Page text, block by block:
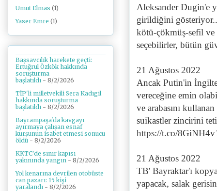
Aleksander Dugin'e
girildiğini
kötü-çökmüş-sefil
seçebilirler, bütün
21 Ağustos 2022
Ancak Putin'in
vereceğine emin
ve arabasını
suikastler zincirini
https://t.co/
21 Ağustos 2022
TB' Bayraktar'ı
yapacak, salak
Umut Elmas (1)
Yaser Emre (1)
Başsavcılık harekete geçti:
Ertuğrul Özkök hakkında
soruşturma
başlatıldı - 8/2/2026
TİP'li milletvekili Sera Kadıgil
hakkında soruşturma
başlatıldı - 8/2/2026
Bayrampaşa'da kavgayı
ayırmaya çalışan esnaf
kurşunun isabet etmesi sonucu
öldü - 8/2/2026
KKTC'de sınır kapısı
yakınında yangın - 8/2/2026
Yol kenarına devrilen otobüste
can pazarı: 15 kişi
yaralandı - 8/2/2026